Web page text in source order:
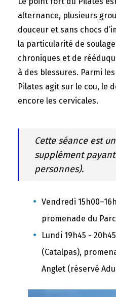
alternance, plusieurs
douceur et sans chocs
la particularité de
chroniques et de
à des blessures. Parmi
Pilates agit sur le cou, le
encore les cervicales.
Cette séance est
supplément
personnes).
Vendredi
promenade du
Lundi 19h45 -
(Catalpas),
Anglet (réservé